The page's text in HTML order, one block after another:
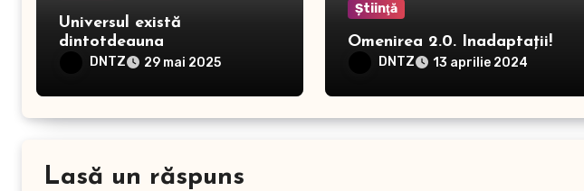
Universul există
dintotdeauna
DNTZ 29 mai 2025
Ştiinţă
Omenirea 2.0. Inadaptații!
DNTZ 13 aprilie 2024
Lasă un răspuns